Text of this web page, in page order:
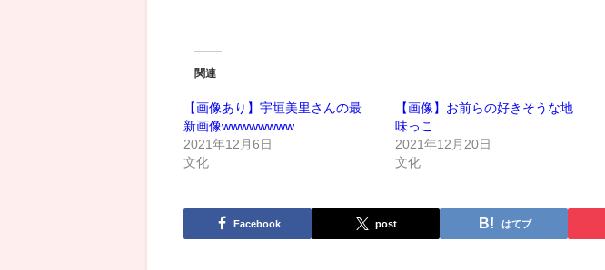
関連
【画像あり】宇垣美里さんの最
新画像wwwwwwww
2021年12月6日
文化
【画像】お前らの好きそうな地
味っこ
2021年12月20日
文化
Facebook post はてブ